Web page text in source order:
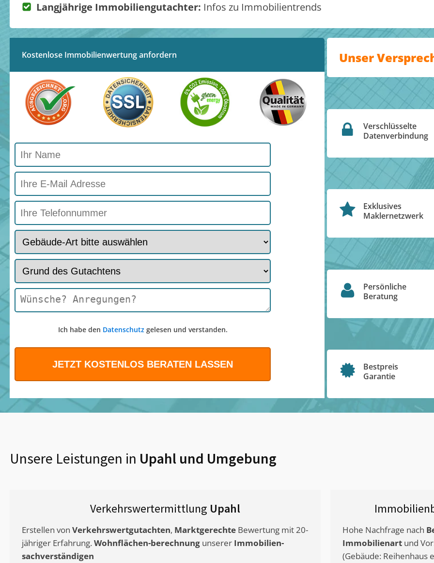
Langjährige Immobiliengutachter: Infos zu Immobilientrends
Kostenlose Immobilienwertung anfordern
Ich habe den Datenschutzgelesen und verstanden.
Unser
Verschlüsselte
Datenverbindung
Exklusives
Maklernetzwerk
Persönliche
Beratung
Bestpreis
Garantie
Unsere Leistungen in Upahl und Umgebung
Verkehrswertermittlung Upahl
Erstellen von Verkehrswertgutachten, Marktgerechte Bewertung mit 20-
jähriger Erfahrung. Wohnflächen-berechnung unserer Immobilien-
sachverständigen
Hohe Nachfrage nach
Immobilienart und
(Gebäude: Reihenhaus